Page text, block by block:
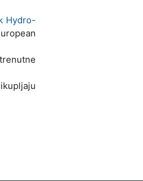
Hydro-